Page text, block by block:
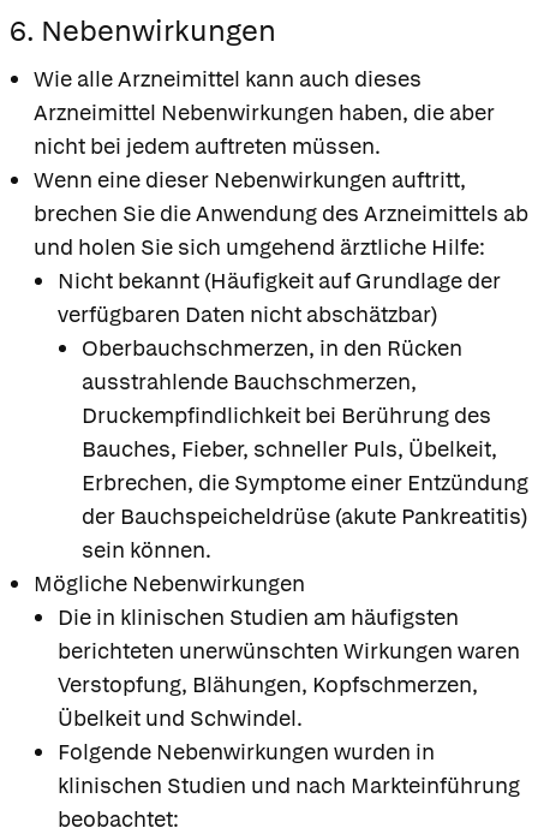
6. Nebenwirkungen
Wie alle Arzneimittel kann auch dieses
Arzneimittel Nebenwirkungen haben, die aber
nicht bei jedem auftreten müssen.
Wenn eine dieser Nebenwirkungen auftritt,
brechen Sie die Anwendung des Arzneimittels ab
und holen Sie sich umgehend ärztliche Hilfe:
Nicht bekannt (Häufigkeit auf Grundlage der
verfügbaren Daten nicht abschätzbar)
Oberbauchschmerzen, in den Rücken
ausstrahlende Bauchschmerzen,
Druckempfindlichkeit bei Berührung des
Bauches, Fieber, schneller Puls, Übelkeit,
Erbrechen, die Symptome einer Entzündung
der Bauchspeicheldrüse (akute Pankreatitis)
sein können.
Mögliche Nebenwirkungen
Die in klinischen Studien am häufigsten
berichteten unerwünschten Wirkungen waren
Verstopfung, Blähungen, Kopfschmerzen,
Übelkeit und Schwindel.
Folgende Nebenwirkungen wurden in
klinischen Studien und nach Markteinführung
beobachtet: